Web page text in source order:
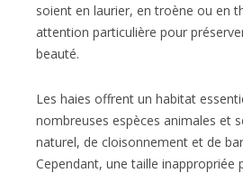
soient en laurier, en troène ou en
attention particulière pour
beauté.
Les haies offrent un habitat
nombreuses espèces animales et
naturel, de cloisonnement et de
Cependant, une taille inappropriée